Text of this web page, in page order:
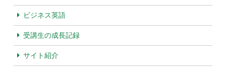
ビジネス英語
受講生の成長記録
サイト紹介